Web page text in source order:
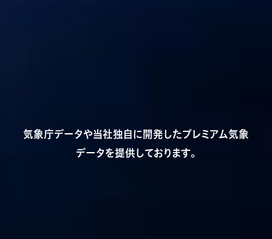
気象庁データや当社独自に開発したプレミアム気象
データを提供しております。